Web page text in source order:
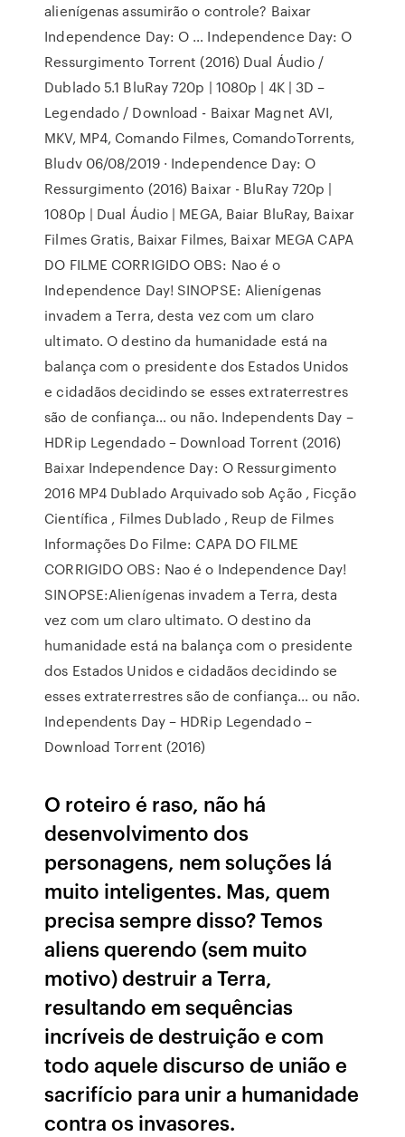
alienígenas assumirão o controle? Baixar
Independence Day: O … Independence Day: O
Ressurgimento Torrent (2016) Dual Áudio /
Dublado 5.1 BluRay 720p | 1080p | 4K | 3D –
Legendado / Download - Baixar Magnet AVI,
MKV, MP4, Comando Filmes, ComandoTorrents,
Bludv 06/08/2019 · Independence Day: O
Ressurgimento (2016) Baixar - BluRay 720p |
1080p | Dual Áudio | MEGA, Baiar BluRay, Baixar
Filmes Gratis, Baixar Filmes, Baixar MEGA CAPA
DO FILME CORRIGIDO OBS: Nao é o
Independence Day! SINOPSE: Alienígenas
invadem a Terra, desta vez com um claro
ultimato. O destino da humanidade está na
balança com o presidente dos Estados Unidos
e cidadãos decidindo se esses extraterrestres
são de confiança… ou não. Independents Day –
HDRip Legendado – Download Torrent (2016)
Baixar Independence Day: O Ressurgimento
2016 MP4 Dublado Arquivado sob Ação , Ficção
Científica , Filmes Dublado , Reup de Filmes
Informações Do Filme: CAPA DO FILME
CORRIGIDO OBS: Nao é o Independence Day!
SINOPSE:Alienígenas invadem a Terra, desta
vez com um claro ultimato. O destino da
humanidade está na balança com o presidente
dos Estados Unidos e cidadãos decidindo se
esses extraterrestres são de confiança… ou não.
Independents Day – HDRip Legendado –
Download Torrent (2016)
O roteiro é raso, não há
desenvolvimento dos
personagens, nem soluções lá
muito inteligentes. Mas, quem
precisa sempre disso? Temos
aliens querendo (sem muito
motivo) destruir a Terra,
resultando em sequências
incríveis de destruição e com
todo aquele discurso de união e
sacrifício para unir a humanidade
contra os invasores.